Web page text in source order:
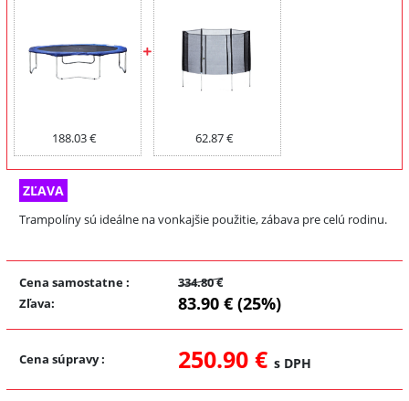
188.03 € 62.87 €
ZĽAVA
Trampolíny sú ideálne na vonkajšie použitie, zábava pre celú rodinu.
Cena samostatne:
334.80 €
Zľava: 83.90 € (25%)
Cena súpravy: 250.90 € s DPH